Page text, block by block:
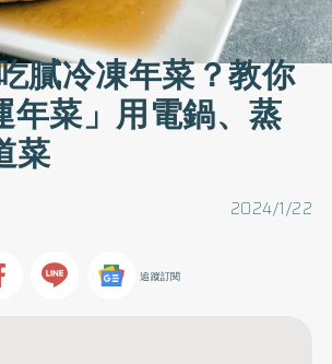
膩冷凍年菜？教你
年菜」用電鍋、蒸
菜
2024/1/22
追蹤訂閱